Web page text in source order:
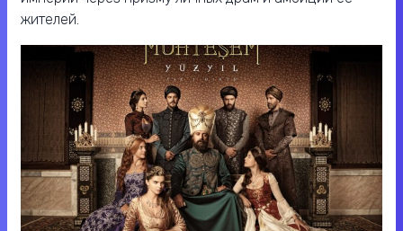
жителей.